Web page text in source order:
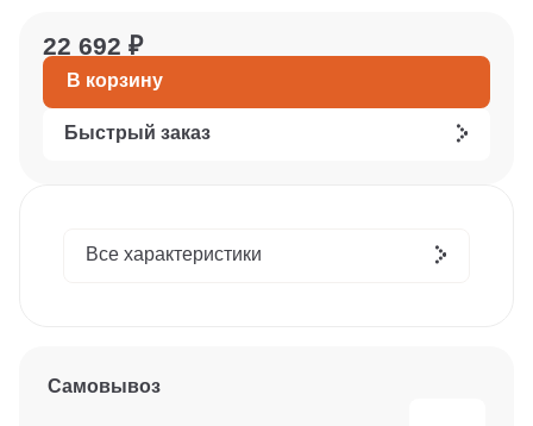
22 692 ₽
В корзину
Быстрый заказ
Все характеристики
Самовывоз